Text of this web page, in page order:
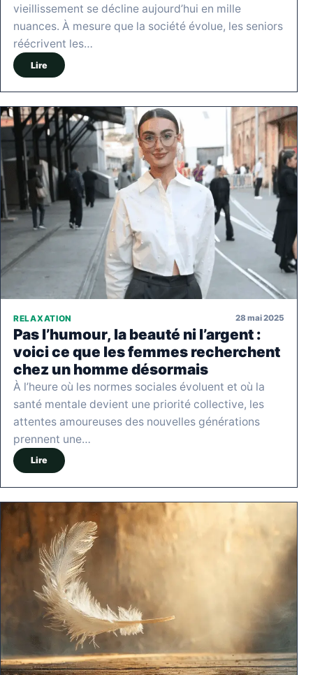
vieillissement se décline aujourd’hui en mille
nuances. À mesure que la société évolue, les seniors
réécrivent les…
Lire
RELAXATION 28 mai 2025
Pas l’humour, la beauté ni l’argent :
voici ce que les femmes recherchent
chez un homme désormais
À l’heure où les normes sociales évoluent et où la
santé mentale devient une priorité collective, les
attentes amoureuses des nouvelles générations
prennent une…
Lire